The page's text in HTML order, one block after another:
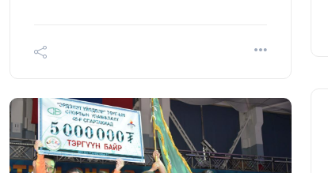
нэвтрүүлэх бодит шийдлүүдийг хэлэлцэх